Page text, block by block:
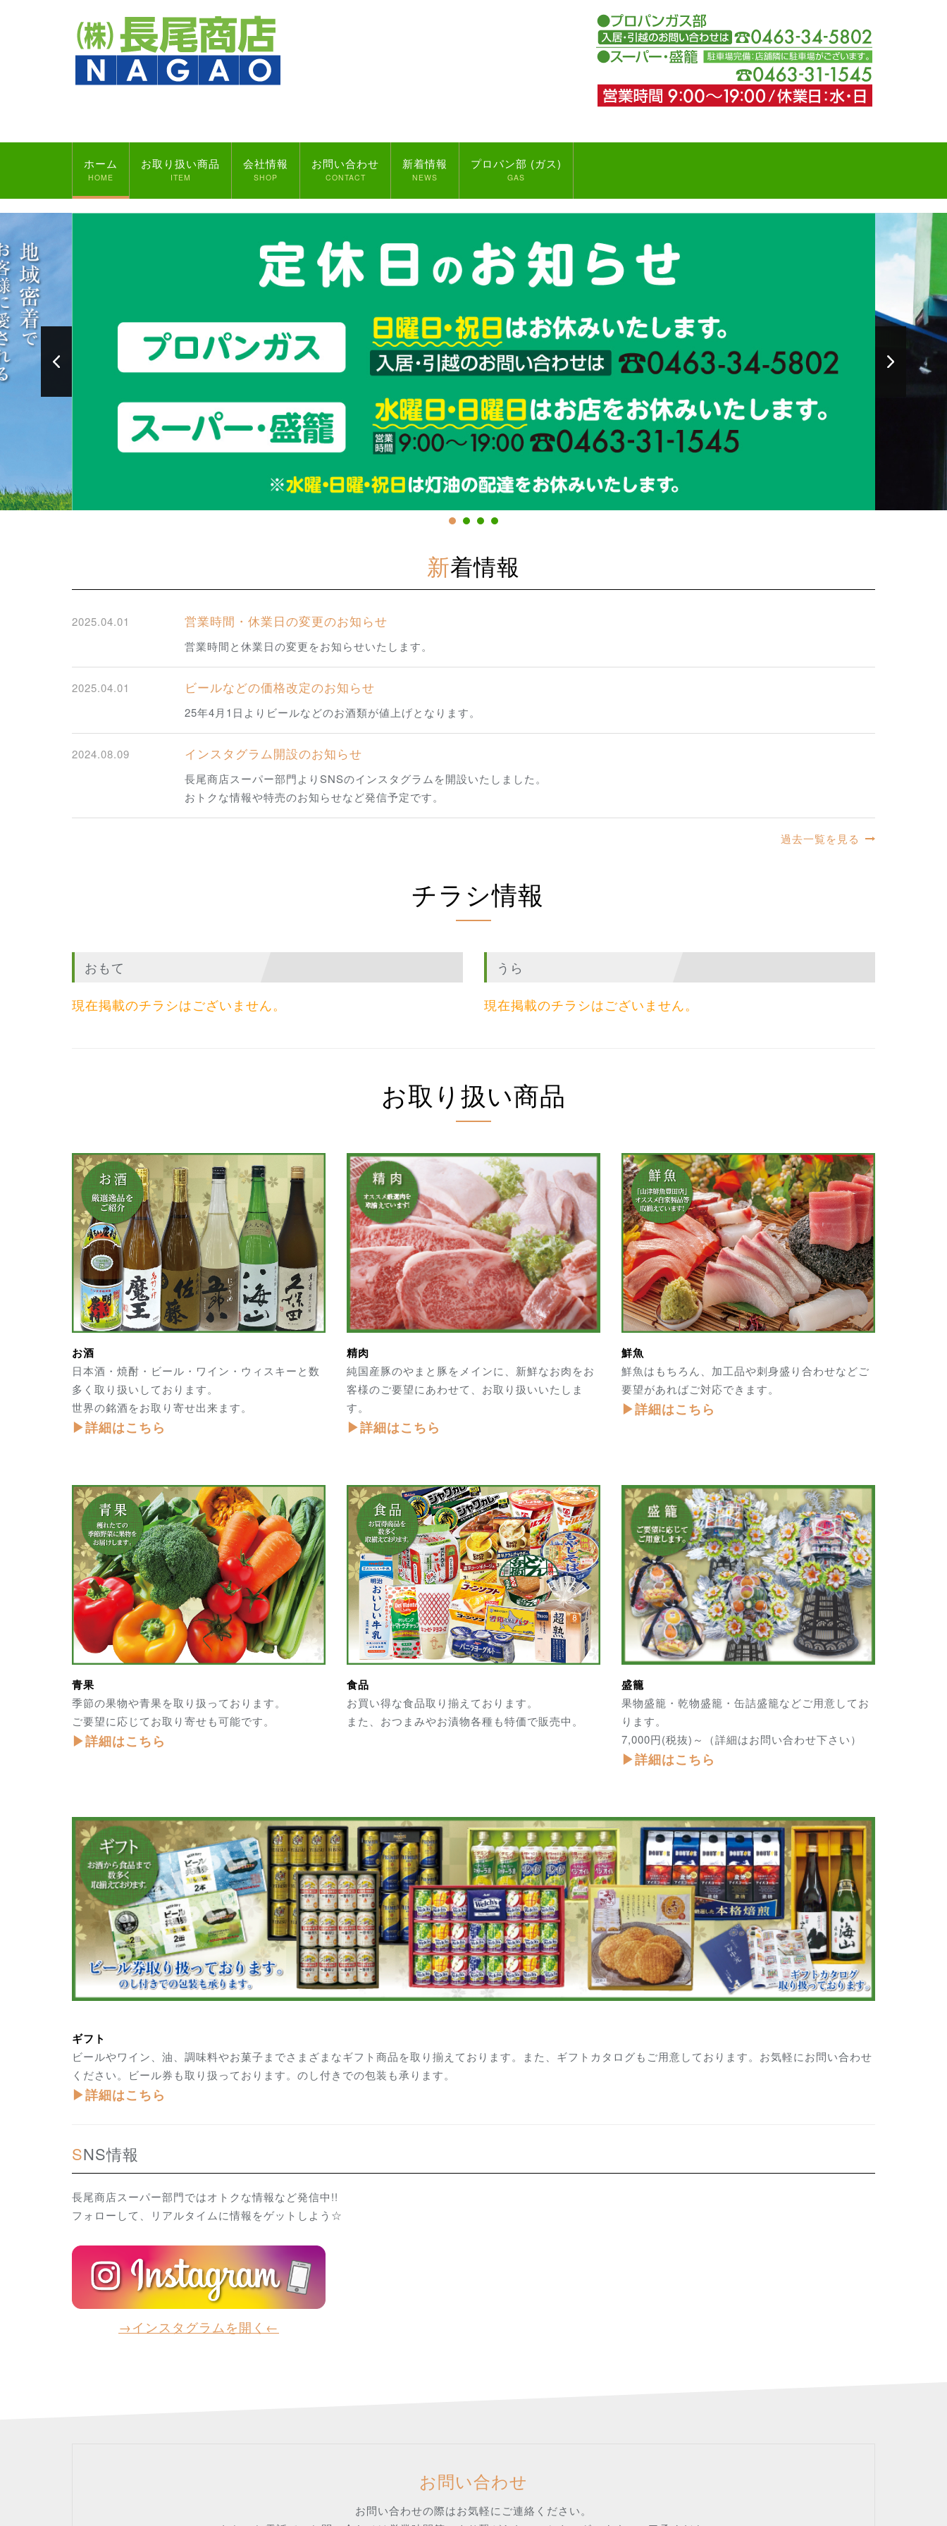
ホーム
HOME
お取り扱い商品
ITEM
会社情報
SHOP
お問い合わせ
CONTACT
新着情報
NEWS
プロパン部 (ガス)
GAS
新着情報
2025.04.01 営業時間・休業日の変更のお知らせ
営業時間と休業日の変更をお知らせいたします。
2025.04.01 ビールなどの価格改定のお知らせ
25年4月1日よりビールなどのお酒類が値上げとなります。
2024.08.09 インスタグラム開設のお知らせ
長尾商店スーパー部門よりSNSのインスタグラムを開設いたしました。
おトクな情報や特売のお知らせなど発信予定です。
過去一覧を見る
チラシ情報
おもて
現在掲載のチラシはございません。
うら
現在掲載のチラシはございません。
お取り扱い商品
お酒
日本酒・焼酎・ビール・ワイン・ウィスキーと数
多く取り扱いしております。
世界の銘酒をお取り寄せ出来ます。
▶詳細はこちら
精肉
純国産豚のやまと豚をメインに、新鮮なお肉をお
客様のご要望にあわせて、お取り扱いいたしま
す。
▶詳細はこちら
鮮魚
鮮魚はもちろん、加工品や刺身盛り合わせなどご
要望があればご対応できます。
▶詳細はこちら
青果
季節の果物や青果を取り扱っております。
ご要望に応じてお取り寄せも可能です。
▶詳細はこちら
食品
お買い得な食品取り揃えております。
また、おつまみやお漬物各種も特価で販売中。
盛籠
果物盛籠・乾物盛籠・缶詰盛籠などご用意してお
ります。
7,000円(税抜)～（詳細はお問い合わせ下さい）
▶詳細はこちら
ギフト
ビールやワイン、油、調味料やお菓子までさまざまなギフト商品を取り揃えております。また、ギフトカタログもご用意しております。お気軽にお問い合わせ
ください。ビール券も取り扱っております。のし付きでの包装も承ります。
▶詳細はこちら
SNS情報
長尾商店スーパー部門ではオトクな情報など発信中!!
フォローして、リアルタイムに情報をゲットしよう☆
→インスタグラムを開く←
お問い合わせ
お問い合わせの際はお気軽にご連絡ください。